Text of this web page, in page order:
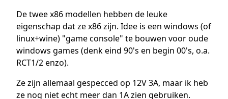
De twee x86 modellen hebben de leuke
eigenschap dat ze x86 zijn. Idee is een windows (of
linux+wine) "game console" te bouwen voor oude
windows games (denk eind 90's en begin 00's, o.a.
RCT1/2 enzo).
Ze zijn allemaal gespecced op 12V 3A, maar ik heb
ze nog niet echt meer dan 1A zien gebruiken.